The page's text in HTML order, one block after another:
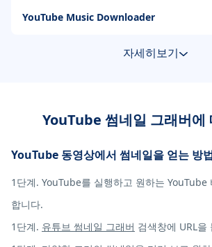
YouTube Music Downloader
자세히보기
YouTube 썸네일 그래버에
YouTube 동영상에서 썸네일을 얻는 방
1단계. YouTube를 실행하고 원하는 YouTube
합니다.
1단계. 유튜브 썸네일 그래버 검색창에 URL을